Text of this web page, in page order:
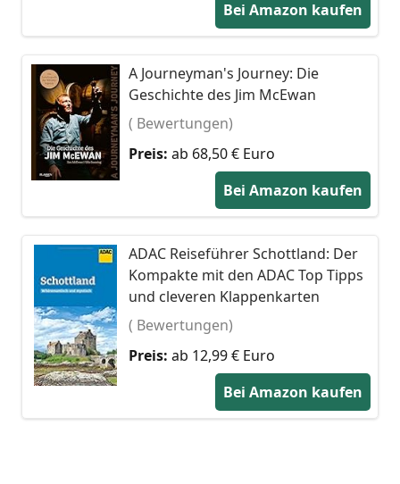
Bei Amazon kaufen
A Journeyman's Journey: Die
Geschichte des Jim McEwan
( Bewertungen)
Preis: ab 68,50 € Euro
Bei Amazon kaufen
ADAC Reiseführer Schottland: Der
Kompakte mit den ADAC Top Tipps
und cleveren Klappenkarten
( Bewertungen)
Preis: ab 12,99 € Euro
Bei Amazon kaufen